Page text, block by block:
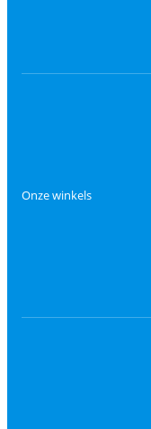
Onze winkels